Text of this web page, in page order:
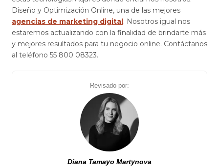
Diseño y Optimización Online, una de las mejores
agencias de marketing digital . Nosotros igual nos
estaremos actualizando con la finalidad de brindarte más
y mejores resultados para tu negocio online. Contáctanos
al teléfono 55 800 08323.
Revisado por:
Diana Tamayo Martynova